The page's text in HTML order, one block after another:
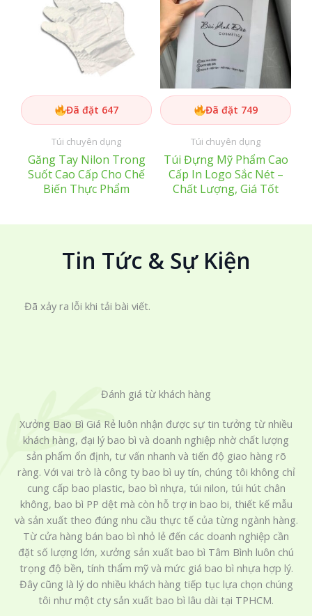
Đã đặt 647
Túi chuyên dụng
Găng Tay Nilon Trong
Suốt Cao Cấp Cho Chế
Biến Thực Phẩm
Đã đặt 749
Túi chuyên dụng
Túi Đựng Mỹ Phẩm Cao
Cấp In Logo Sắc Nét –
Chất Lượng, Giá Tốt
Tin Tức & Sự Kiện
Đã xảy ra lỗi khi tải bài viết.
Đánh giá từ khách hàng
Xưởng Bao Bì Giá Rẻ luôn nhận được sự tin tưởng từ nhiều
khách hàng, đại lý bao bì và doanh nghiệp nhờ chất lượng
sản phẩm ổn định, tư vấn nhanh và tiến độ giao hàng rõ
ràng. Với vai trò là công ty bao bì uy tín, chúng tôi không chỉ
cung cấp bao plastic, bao bì nhựa, túi nilon, túi hút chân
không, bao bì PP dệt mà còn hỗ trợ in bao bi, thiết kế mẫu
và sản xuất theo đúng nhu cầu thực tế của từng ngành hàng.
Từ cửa hàng bán bao bì nhỏ lẻ đến các doanh nghiệp cần
đặt số lượng lớn, xưởng sản xuất bao bì Tâm Bình luôn chú
trọng độ bền, tính thẩm mỹ và mức giá bao bì nhựa hợp lý.
Đây cũng là lý do nhiều khách hàng tiếp tục lựa chọn chúng
tôi như một cty sản xuất bao bì lâu dài tại TPHCM.